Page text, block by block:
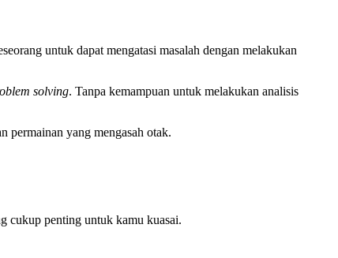
untuk dapat mengatasi masalah dengan melakukan
solving. Tanpa kemampuan untuk melakukan analisis
permainan yang mengasah otak.
cukup penting untuk kamu kuasai.